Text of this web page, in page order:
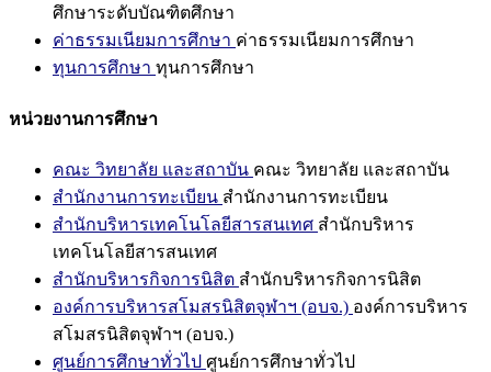
ศึกษาระดับบัณฑิตศึกษา
ค่าธรรมเนียมการศึกษา ค่าธรรมเนียมการศึกษา
ทุนการศึกษา ทุนการศึกษา
หน่วยงานการศึกษา
คณะ วิทยาลัย และสถาบัน คณะ วิทยาลัย และสถาบัน
สำนักงานการทะเบียน สำนักงานการทะเบียน
สำนักบริหารเทคโนโลยีสารสนเทศ สำนักบริหาร
เทคโนโลยีสารสนเทศ
สำนักบริหารกิจการนิสิต สำนักบริหารกิจการนิสิต
องค์การบริหารสโมสรนิสิตจุฬาฯ (อบจ.) องค์การบริหาร
สโมสรนิสิตจุฬาฯ (อบจ.)
ศูนย์การศึกษาทั่วไป ศูนย์การศึกษาทั่วไป